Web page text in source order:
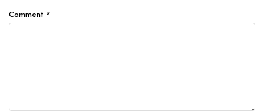
Comment *